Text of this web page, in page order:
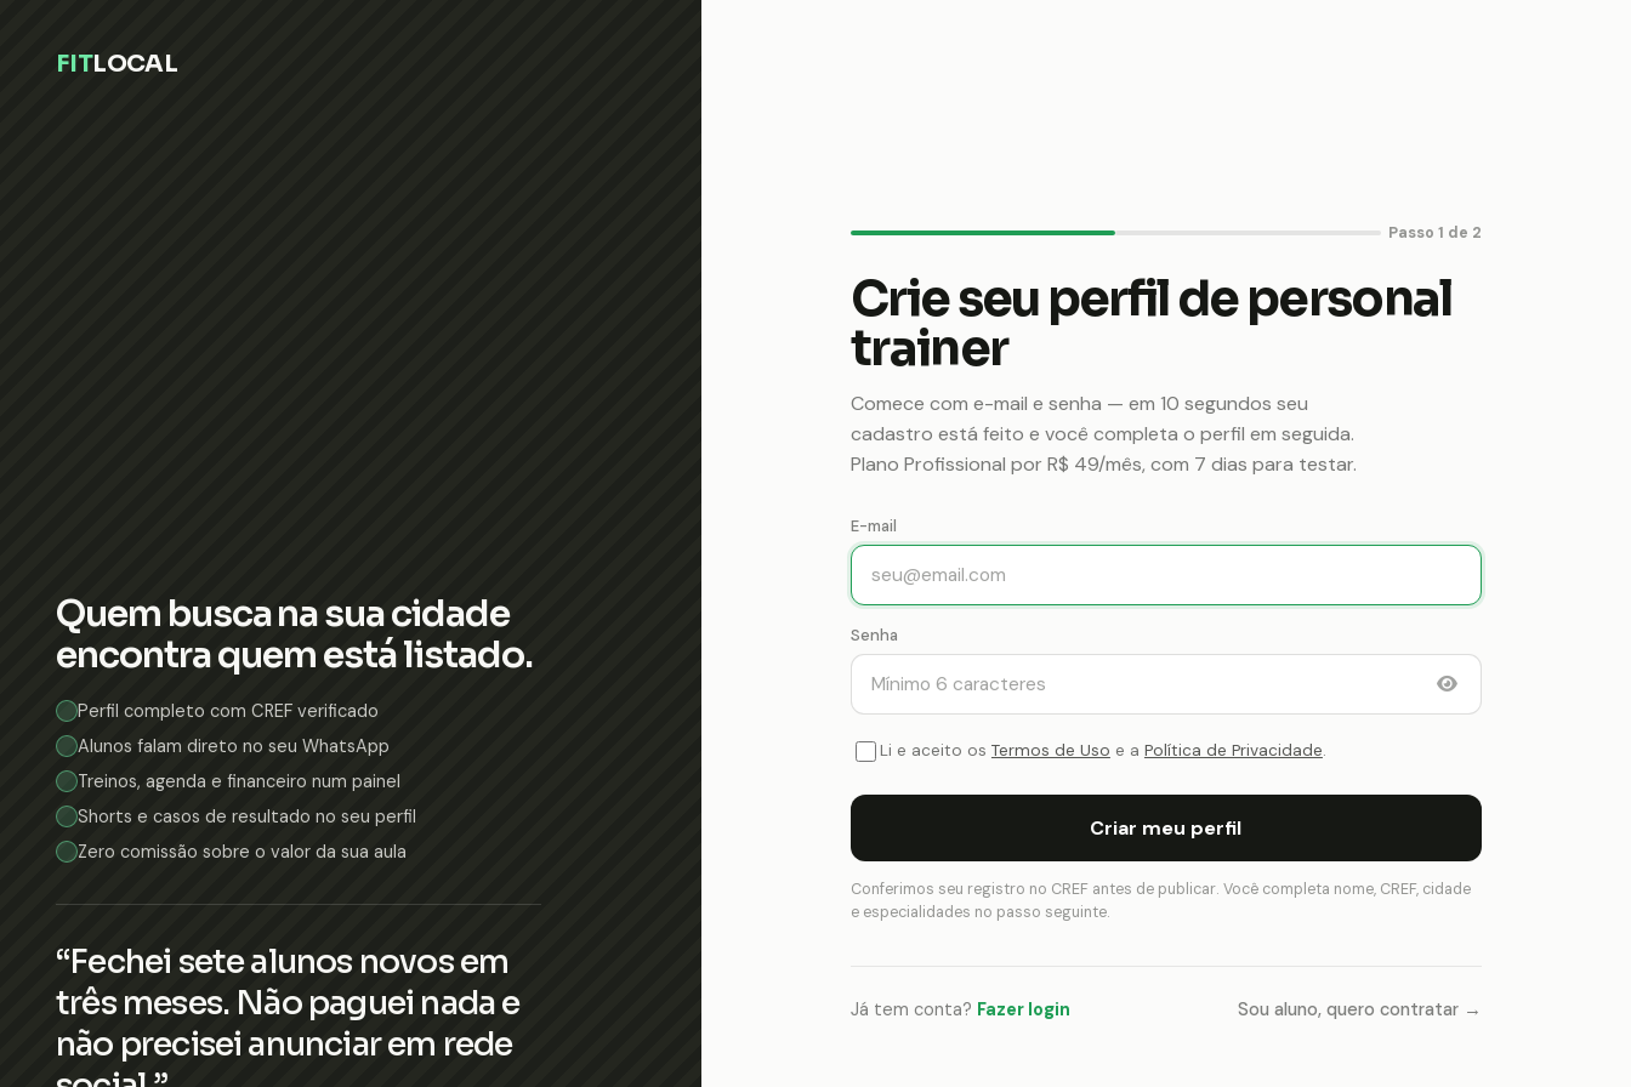
FITLOCAL
Quem busca na sua cidade
encontra quem está listado.
Perfil completo com CREF verificado
Alunos falam direto no seu WhatsApp
Treinos, agenda e financeiro num painel
Shorts e casos de resultado no seu perfil
Zero comissão sobre o valor da sua aula
“Fechei sete alunos novos em
três meses. Não paguei nada e
não precisei anunciar em rede
Passo 1 de 2
Crie seu perfil de personal
trainer
Comece com e-mail e senha — em 10 segundos seu
cadastro está feito e você completa o perfil em seguida.
Plano Profissional por R$ 49/mês, com 7 dias para testar.
E-mail
Senha
Li e aceito os Termos de Uso e a Política de Privacidade.
Criar meu perfil
Conferimos seu registro no CREF antes de publicar. Você completa nome, CREF, cidade
e especialidades no passo seguinte.
Já tem conta? Fazer login Sou aluno, quero contratar →